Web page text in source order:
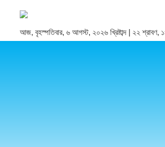
আজ, বৃহস্পতিবার, ৬ আগস্ট, ২০২৬ খ্রিষ্টাব্দ | ২২ শ্রাবণ,